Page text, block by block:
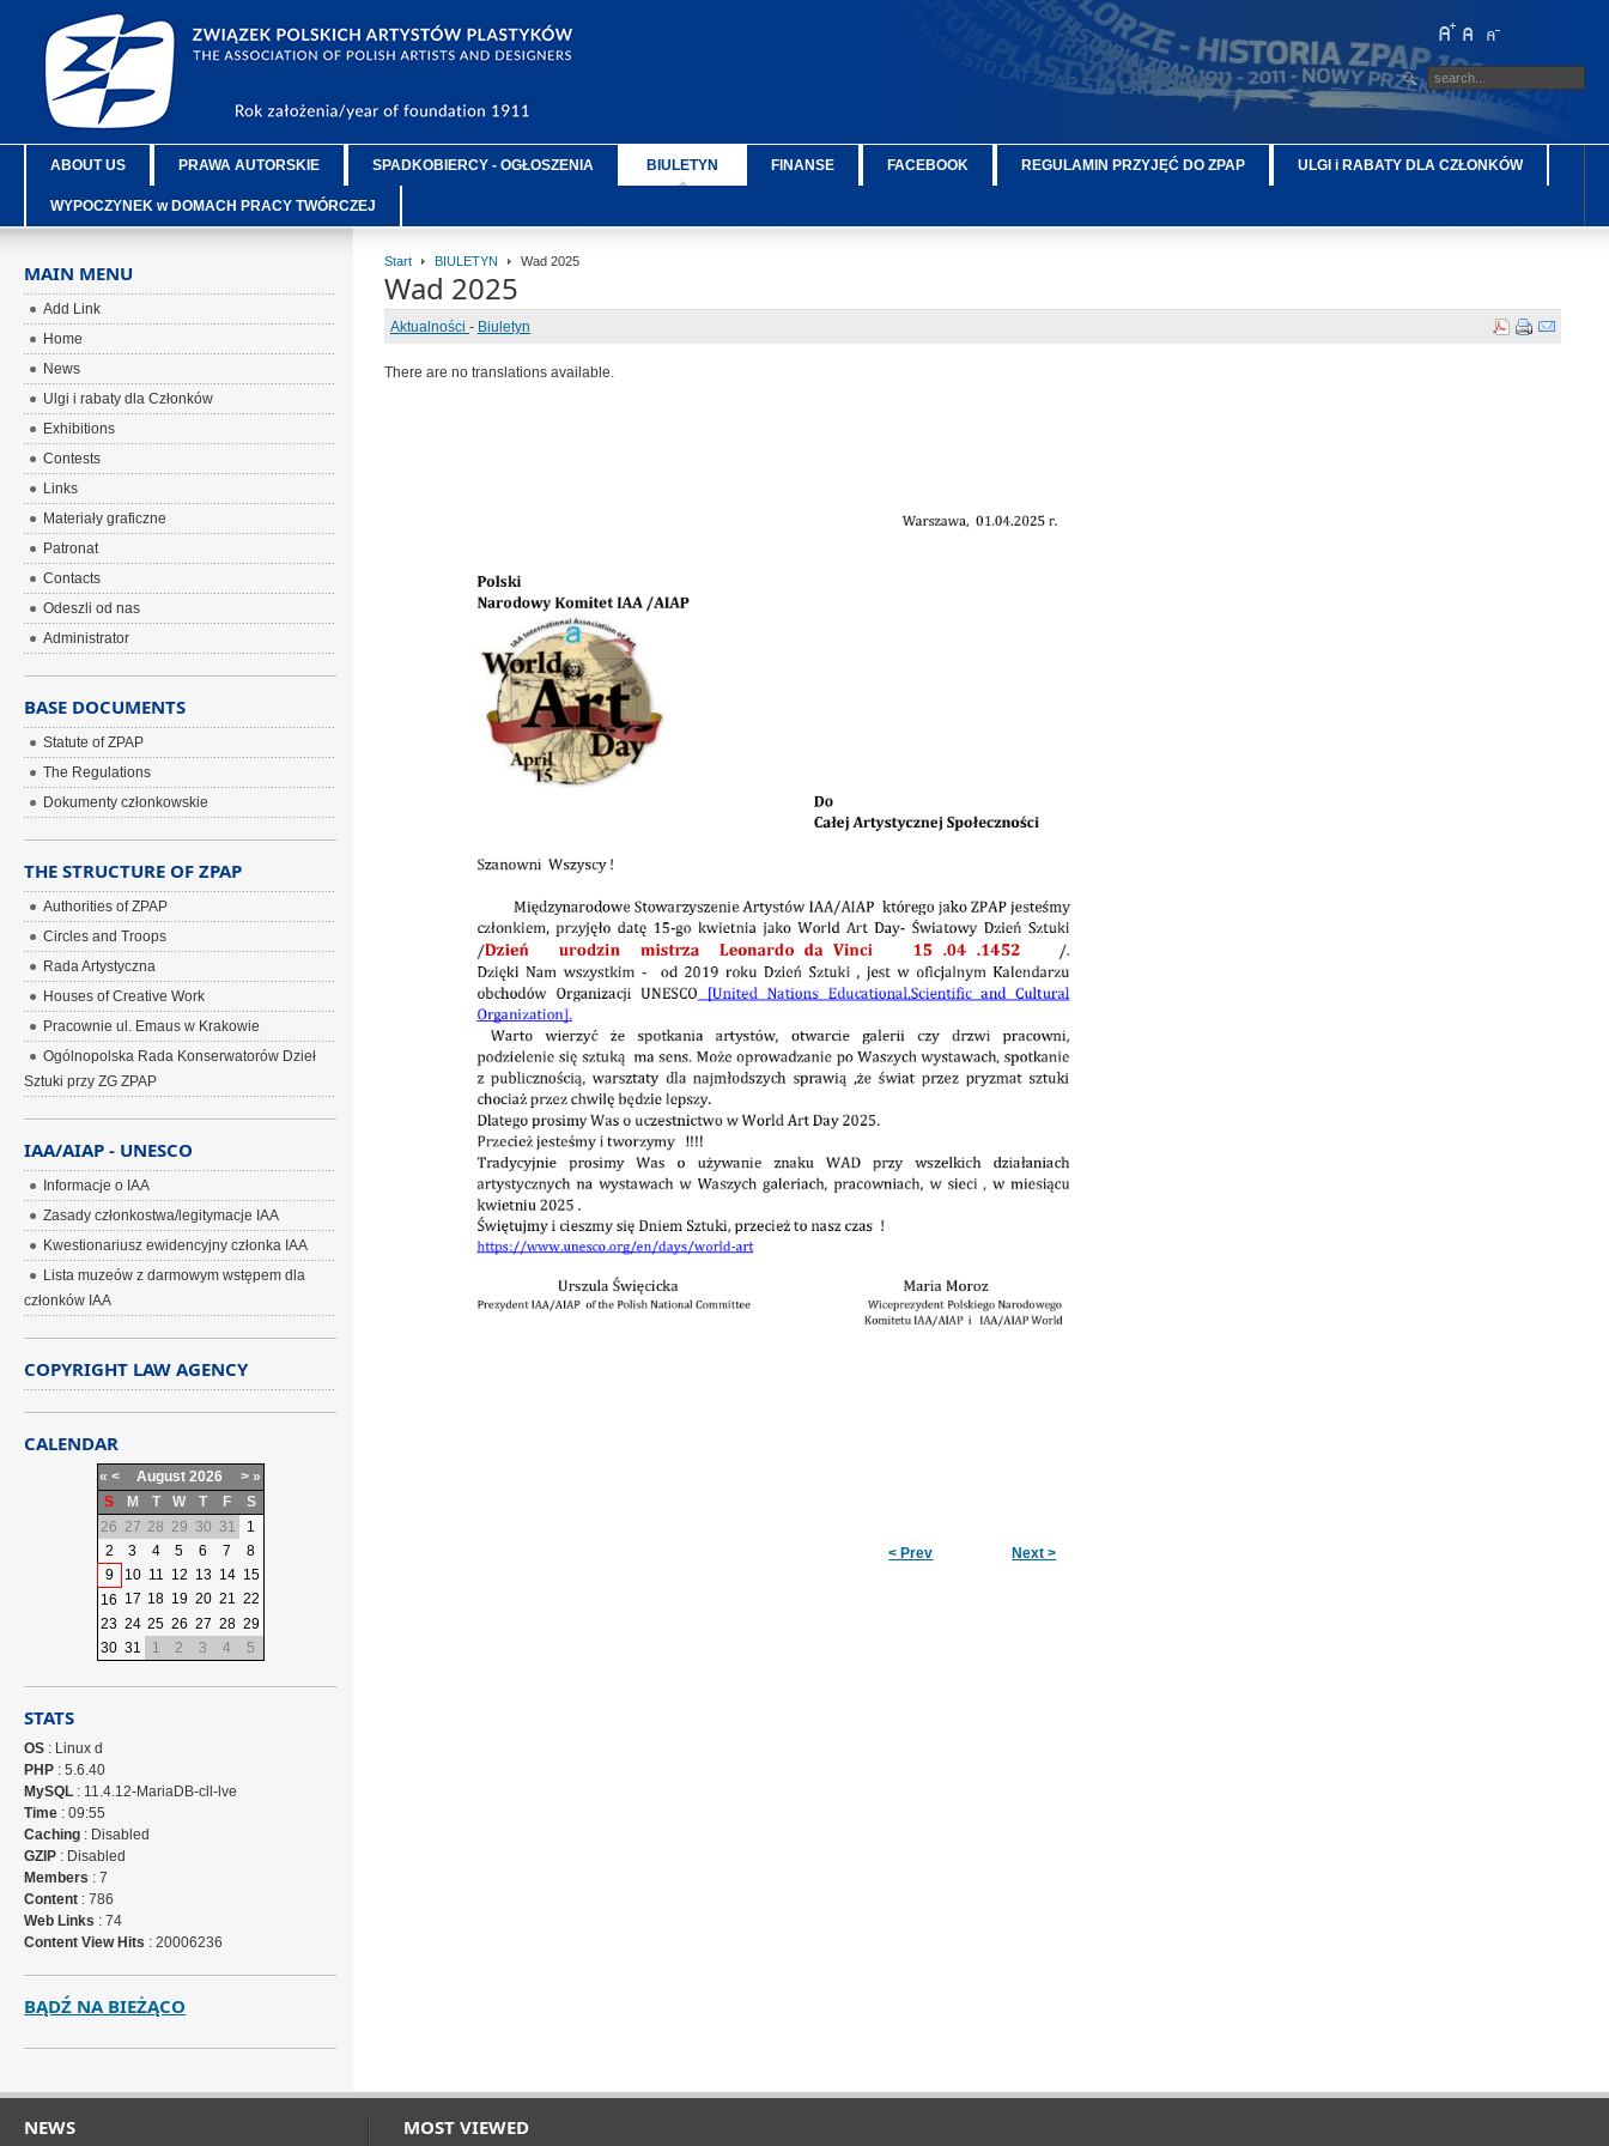
ABOUT US PRAWA AUTORSKIE SPADKOBIERCY - OGŁOSZENIA BIULETYN FINANSE FACEBOOK REGULAMIN PRZYJĘĆ DO ZPAP ULGI i RABATY DLA CZŁONKÓW
WYPOCZYNEK w DOMACH PRACY TWÓRCZEJ
Start BIULETYN Wad 2025
Wad 2025
Aktualności - Biuletyn
There are no translations available.
< Prev Next >
MAIN MENU
Add Link
Home
News
Ulgi i rabaty dla Członków
Exhibitions
Contests
Links
Materiały graficzne
Patronat
Contacts
Odeszli od nas
Administrator
BASE DOCUMENTS
Statute of ZPAP
The Regulations
Dokumenty członkowskie
THE STRUCTURE OF ZPAP
Authorities of ZPAP
Circles and Troops
Rada Artystyczna
Houses of Creative Work
Pracownie ul. Emaus w Krakowie
Ogólnopolska Rada Konserwatorów Dzieł
Sztuki przy ZG ZPAP
IAA/AIAP - UNESCO
Informacje o IAA
Zasady członkostwa/legitymacje IAA
Kwestionariusz ewidencyjny członka IAA
Lista muzeów z darmowym wstępem dla
członków IAA
COPYRIGHT LAW AGENCY
CALENDAR
« < August 2026 > »
S
M T W T F
S
26 27 28 29 30 31
1
2
3 4 5 6 7
8
9
10 11 12 13 14 15
16 17 18 19 20 21 22
23 24 25 26 27 28 29
30 31 1 2 3 4 5
STATS
OS : Linux d
PHP : 5.6.40
MySQL : 11.4.12-MariaDB-cll-lve
Time : 09:55
Caching : Disabled
GZIP : Disabled
Members : 7
Content : 786
Web Links : 74
Content View Hits : 20006236
BĄDŹ NA BIEŻĄCO
NEWS MOST VIEWED